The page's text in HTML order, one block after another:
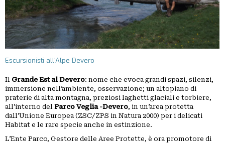
BACHECA
INSERZIONI
PUBBLICITARIE
PUBBLIREDAZIONALI
PICCOLI
ANNUNCI
Escursionisti all'Alpe Devero
Il Grande Est al Devero: nome che evoca grandi spazi, silenzi,
immersione nell’ambiente, osservazione; un altopiano di
praterie di alta montagna, preziosi laghetti glaciali e torbiere,
all’interno del Parco Veglia -Devero, in un’area protetta
dall’Unione Europea (ZSC/ZPS in Natura 2000) per i delicati
Habitat e le rare specie anche in estinzione.
L’Ente Parco, Gestore delle Aree Protette, è ora promotore di